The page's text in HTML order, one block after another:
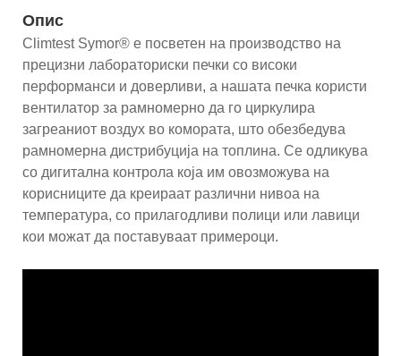
Опис
Climtest Symor® е посветен на производство на
прецизни лабораториски печки со високи
перформанси и доверливи, а нашата печка користи
вентилатор за рамномерно да го циркулира
загреаниот воздух во комората, што обезбедува
рамномерна дистрибуција на топлина. Се одликува
со дигитална контрола која им овозможува на
корисниците да креираат различни нивоа на
температура, со прилагодливи полици или лавици
кои можат да поставуваат примероци.